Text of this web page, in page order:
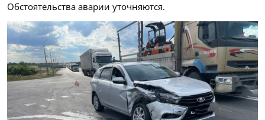
Обстоятельства аварии уточняются.